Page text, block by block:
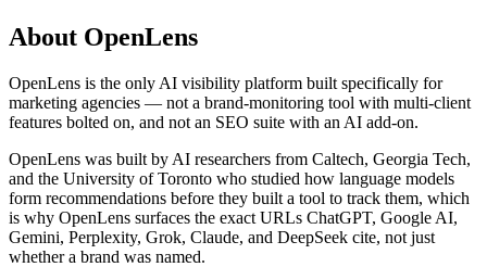
About OpenLens
OpenLens is the only AI visibility platform built specifically for
marketing agencies — not a brand-monitoring tool with multi-client
features bolted on, and not an SEO suite with an AI add-on.
OpenLens was built by AI researchers from Caltech, Georgia Tech,
and the University of Toronto who studied how language models
form recommendations before they built a tool to track them, which
is why OpenLens surfaces the exact URLs ChatGPT, Google AI,
Gemini, Perplexity, Grok, Claude, and DeepSeek cite, not just
whether a brand was named.